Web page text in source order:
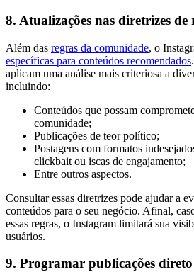
8. Atualizações nas diretrizes de
Além das regras da comunidade, o
específicas para conteúdos recomendados
aplicam uma análise mais criteriosa a
incluindo:
Conteúdos que possam
comunidade;
Publicações de teor político;
Postagens com formatos
clickbait ou iscas de engajamento;
Entre outros aspectos.
Consultar essas diretrizes pode ajudar a
conteúdos para o seu negócio. Afinal,
essas regras, o Instagram limitará sua
usuários.
9. Programar publicações